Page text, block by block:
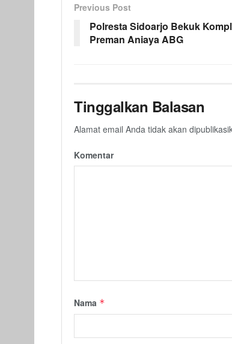
Previous Post
Polresta Sidoarjo Bekuk
Preman Aniaya ABG
Tinggalkan Balasan
Alamat email Anda tidak akan
Komentar
Nama *